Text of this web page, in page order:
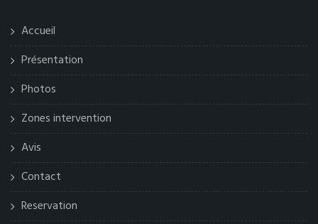
Accueil
Présentation
Photos
Zones intervention
Avis
Contact
Reservation